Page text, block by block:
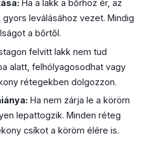
Ha a lakk a bőrhöz ér, az
leválásához vezet. Mindig
a bőrtől.
felvitt lakk nem tud
alatt, felhólyagosodhat vagy
rétegekben dolgozzon.
Ha nem zárja le a köröm
lepattogzik. Minden réteg
csíkot a köröm élére is.